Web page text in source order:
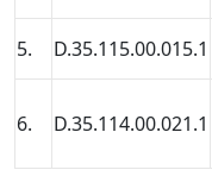
5.
D.35.115.00.015.1
6. D.35.114.00.021.1